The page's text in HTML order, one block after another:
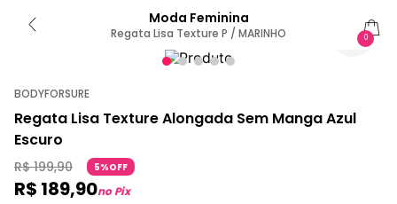
Moda Feminina
Regata Lisa Texture P / MARINHO 0
BODYFORSURE
Regata Lisa Texture Alongada Sem Manga Azul
Escuro
R$ 199,90 5%OFF
R$ 189,90no Pix